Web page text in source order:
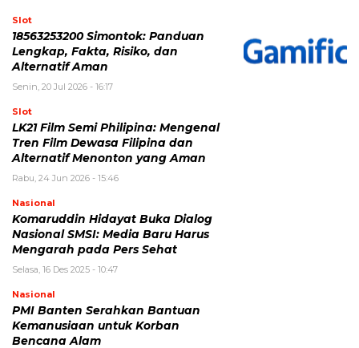
Slot
18563253200 Simontok: Panduan
Lengkap, Fakta, Risiko, dan
Alternatif Aman
Senin, 20 Jul 2026 - 16:17
Slot
LK21 Film Semi Philipina: Mengenal
Tren Film Dewasa Filipina dan
Alternatif Menonton yang Aman
Rabu, 24 Jun 2026 - 15:46
Nasional
Komaruddin Hidayat Buka Dialog
Nasional SMSI: Media Baru Harus
Mengarah pada Pers Sehat
Selasa, 16 Des 2025 - 10:47
Nasional
PMI Banten Serahkan Bantuan
Kemanusiaan untuk Korban
Bencana Alam